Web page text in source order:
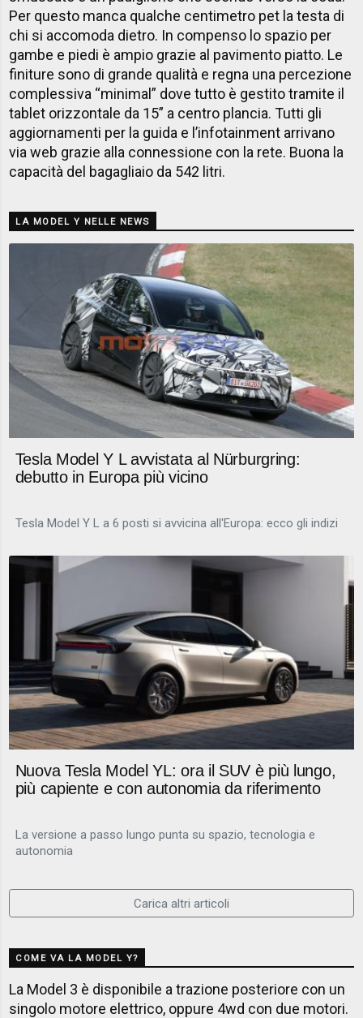
Per questo manca qualche centimetro pet la testa di
chi si accomoda dietro. In compenso lo spazio per
gambe e piedi è ampio grazie al pavimento piatto. Le
finiture sono di grande qualità e regna una percezione
complessiva “minimal” dove tutto è gestito tramite il
tablet orizzontale da 15” a centro plancia. Tutti gli
aggiornamenti per la guida e l’infotainment arrivano
via web grazie alla connessione con la rete. Buona la
capacità del bagagliaio da 542 litri.
LA MODEL Y NELLE NEWS
Tesla Model Y L avvistata al Nürburgring:
debutto in Europa più vicino
Tesla Model Y L a 6 posti si avvicina all'Europa: ecco gli indizi
Nuova Tesla Model YL: ora il SUV è più lungo,
più capiente e con autonomia da riferimento
La versione a passo lungo punta su spazio, tecnologia e
autonomia
Carica altri articoli
COME VA LA MODEL Y?
La Model 3 è disponibile a trazione posteriore con un
singolo motore elettrico, oppure 4wd con due motori.